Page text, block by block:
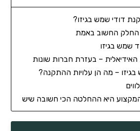
דודי שמש בגיזו?
החשוב באמת
שמש בגיזו
– בעזרת חברות שונות
– מה הן עלויות ההתקנה?
היא ההחלטה הכי חשובה שיש